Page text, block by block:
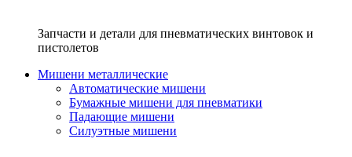
Запчасти и детали для пневматических винтовок и
пистолетов
Мишени металлические
Автоматические мишени
Бумажные мишени для пневматики
Падающие мишени
Силуэтные мишени